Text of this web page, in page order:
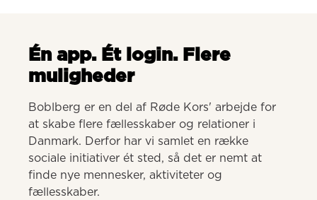
Én app. Ét login. Flere
muligheder
Boblberg er en del af Røde Kors' arbejde for
at skabe flere fællesskaber og relationer i
Danmark. Derfor har vi samlet en række
sociale initiativer ét sted, så det er nemt at
finde nye mennesker, aktiviteter og
fællesskaber.